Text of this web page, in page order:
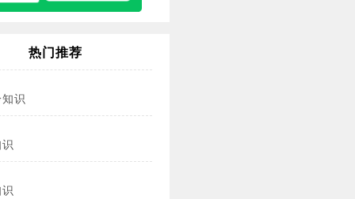
热门推荐
识